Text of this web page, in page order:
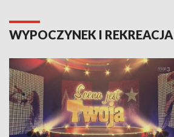
WYPOCZYNEK I REKREACJA